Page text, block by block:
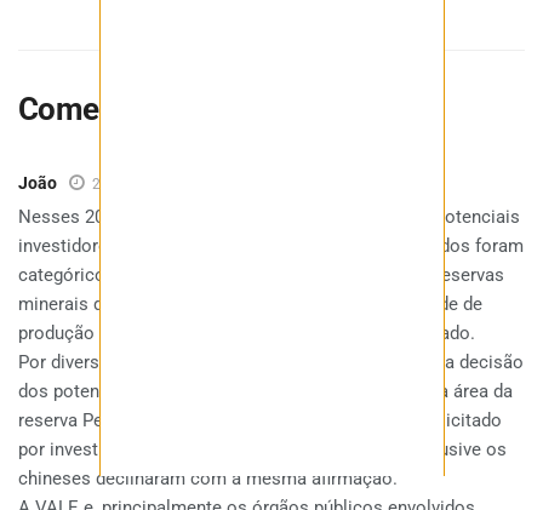
Comentários
João 2 anos atrás
Nesses 20 anos de existência da BAMIN, inúmeras potenciais
investidores já avaliaram o negócio e, ao desistir, todos foram
categóricos em afirmar que, embora certificada, as reservas
minerais declaradas pela empresa são em capacidade de
produção muito menores do que quantitativo declarado.
Por diversas vezes, a BAMIN na tentativa de reverter a decisão
dos potenciais investidores refez suas sondagens na área da
reserva Pedra de Ferro, inclusive com padrões de solicitado
por investidores chineses e, todos investidores, inclusive os
chineses declinaram com a mesma afirmação.